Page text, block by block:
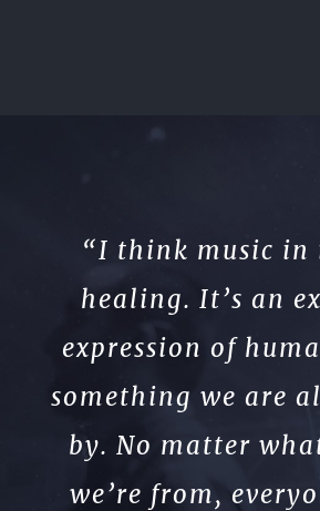
“I think music in
healing. It’s an
expression of
something we are
by. No matter
we’re from,